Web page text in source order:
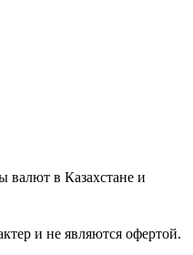
в Казахстане и
и не являются офертой.